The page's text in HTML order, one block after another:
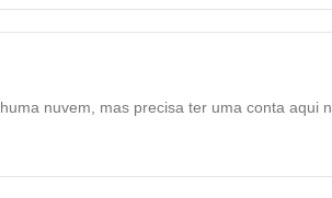
nuvem, mas precisa ter uma conta aqui